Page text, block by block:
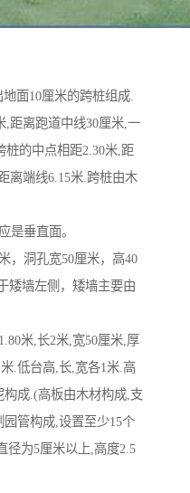
面10厘米的跨桩组成.
,距离跑道中线30厘米,一
桩的中点相距2.30米,距
离端线6.15米.跨桩由木
是垂直面。
，洞孔宽50厘米，高40
矮墙左侧，矮墙主要由
米,长2米,宽50厘米,厚
.低台高,长,宽各1米.高
成.(高板由木材构成,支
管构成,设置至少15个
径为5厘米以上,高度2.5